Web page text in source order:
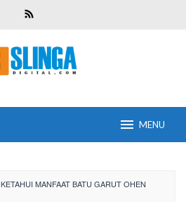
MENU
KETAHUI MANFAAT BATU GARUT OHEN